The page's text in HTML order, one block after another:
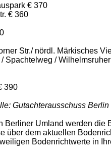
€ 370
€ 360
Str./ nördl. Märkisches
Spachtelweg /
390
Gutachterausschuss Berlin
Berliner Umland werden die
über dem aktuellen
Bodenrichtwerte in